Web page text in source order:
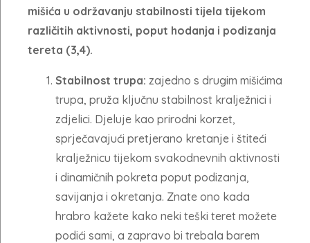
mišića u održavanju stabilnosti tijela tijekom
različitih aktivnosti, poput hodanja i podizanja
tereta (3,4).
Stabilnost trupa: zajedno s drugim mišićima
trupa, pruža ključnu stabilnost kralježnici i
zdjelici. Djeluje kao prirodni korzet,
sprječavajući pretjerano kretanje i štiteći
kralježnicu tijekom svakodnevnih aktivnosti
i dinamičnih pokreta poput podizanja,
savijanja i okretanja. Znate ono kada
hrabro kažete kako neki teški teret možete
podići sami, a zapravo bi trebala barem